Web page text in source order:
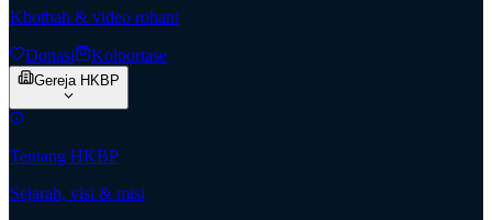
Khotbah & video rohani
Donasi Kolportase
Gereja HKBP
Tentang HKBP
Sejarah, visi & misi